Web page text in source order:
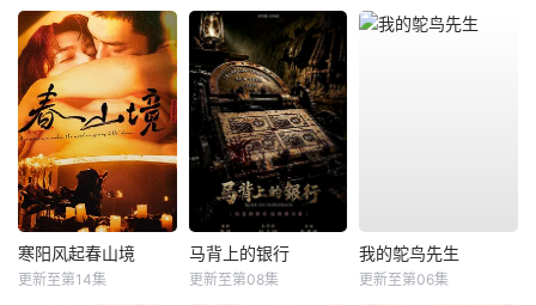
寒阳风起春山境
更新至第14集
马背上的银行
更新至第08集
我的鸵鸟先生
更新至第06集